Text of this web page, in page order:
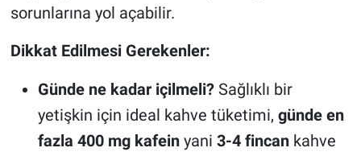
sorunlarına yol açabilir.
Dikkat Edilmesi Gerekenler:
Günde ne kadar içilmeli?Sağlıklı bir
yetişkin için ideal kahve tüketimi, günde en
fazla 400 mg kafeinyani 3-4 fincankahve